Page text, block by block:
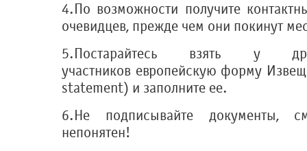
4.По возможности получите
очевидцев, прежде чем они покинут
5.Постарайтесь взять у
участников европейскую форму
statement) и заполните ее.
6.Не подписывайте документы,
непонятен!